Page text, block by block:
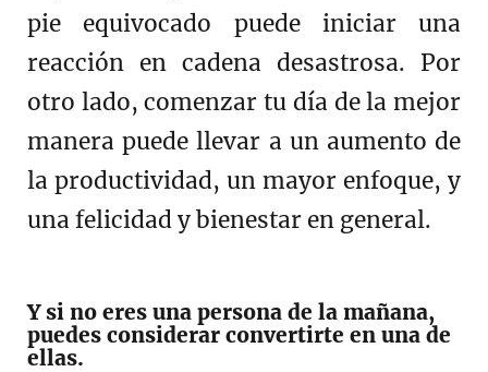
pie equivocado puede iniciar una
reacción en cadena desastrosa. Por
otro lado, comenzar tu día de la mejor
manera puede llevar a un aumento de
la productividad, un mayor enfoque, y
una felicidad y bienestar en general.
Y si no eres una persona de la mañana,
puedes considerar convertirte en una de
ellas.